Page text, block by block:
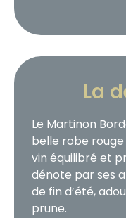
La
Le Martinon
belle robe
vin équilibré et
dénote par ses
de fin d’été,
prune.